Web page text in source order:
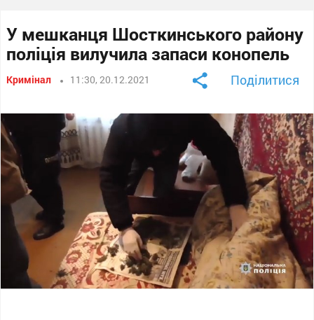
У мешканця Шосткинського району
поліція вилучила запаси конопель
Кримінал 11:30, 20.12.2021 Поділитися